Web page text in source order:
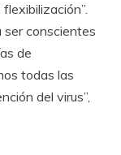
ser conscientes
de
todas las
del virus”,